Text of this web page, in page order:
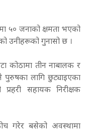
५० जनाको क्षमता भएको
उनीहरूको गुनासो छ ।
कोठामा तीन नाबालक र
लागि छुट्याइएका
सहायक निरीक्षक
गरेर बसेको अवस्थामा